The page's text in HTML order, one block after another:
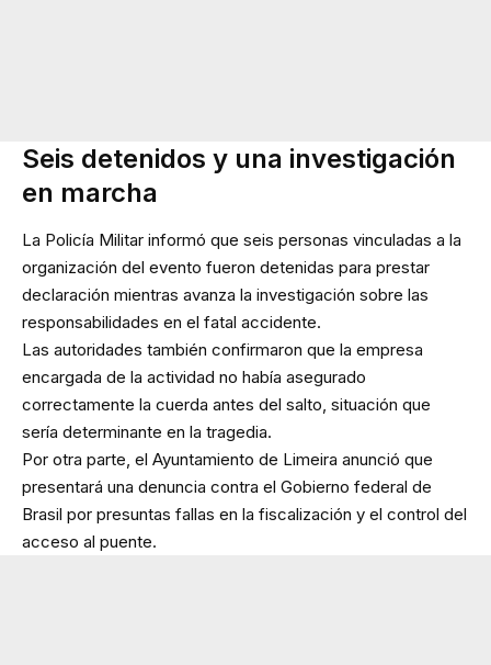
Seis detenidos y una investigación
en marcha
La Policía Militar informó que seis personas vinculadas a la
organización del evento fueron detenidas para prestar
declaración mientras avanza la investigación sobre las
responsabilidades en el fatal accidente.
Las autoridades también confirmaron que la empresa
encargada de la actividad no había asegurado
correctamente la cuerda antes del salto, situación que
sería determinante en la tragedia.
Por otra parte, el Ayuntamiento de Limeira anunció que
presentará una denuncia contra el Gobierno federal de
Brasil por presuntas fallas en la fiscalización y el control del
acceso al puente.